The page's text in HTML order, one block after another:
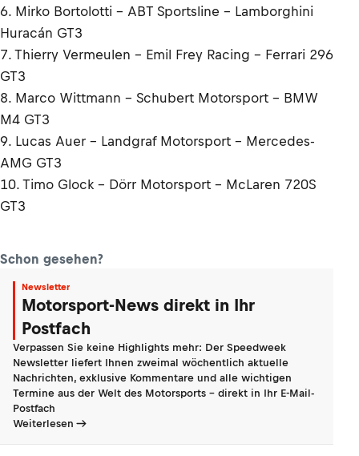
6. Mirko Bortolotti - ABT Sportsline - Lamborghini
Huracán GT3
7. Thierry Vermeulen - Emil Frey Racing - Ferrari 296
GT3
8. Marco Wittmann - Schubert Motorsport – BMW
M4 GT3
9. Lucas Auer – Landgraf Motorsport – Mercedes-
AMG GT3
10. Timo Glock - Dörr Motorsport - McLaren 720S
GT3
Schon gesehen?
Newsletter
Motorsport-News direkt in Ihr
Postfach
Verpassen Sie keine Highlights mehr: Der Speedweek
Newsletter liefert Ihnen zweimal wöchentlich aktuelle
Nachrichten, exklusive Kommentare und alle wichtigen
Termine aus der Welt des Motorsports - direkt in Ihr E-Mail-
Postfach
Weiterlesen